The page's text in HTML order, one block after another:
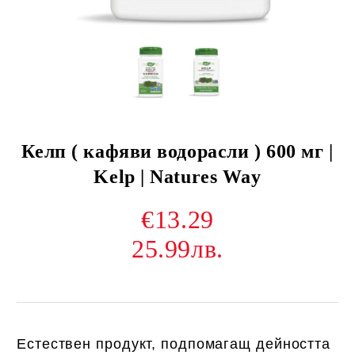
Келп ( кафяви водорасли ) 600 мг |
Kelp | Natures Way
€13.29
25.99лв.
Естествен продукт, подпомагащ дейността